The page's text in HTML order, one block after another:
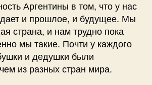
Аргентины в том, что у нас
и прошлое, и будущее. Мы
страна, и нам трудно пока
мы такие. Почти у каждого
и дедушки были
из разных стран мира.